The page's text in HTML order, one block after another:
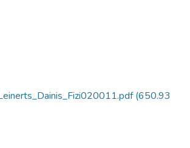
(650.93